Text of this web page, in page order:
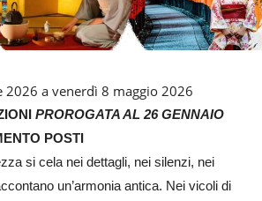
2026 a venerdì 8 maggio 2026
PROROGATA AL 26 GENNAIO
POSTI
si cela nei dettagli, nei silenzi, nei
un’armonia antica. Nei vicoli di